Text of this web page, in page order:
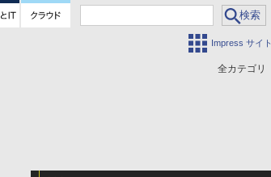
Impress サイト
全カテゴリ